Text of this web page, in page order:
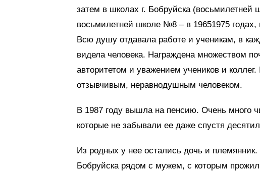
затем в школах г. Бобруйска (восьмилетней
восьмилетней школе №8 – в 19651975
Всю душу отдавала работе и ученикам, в
видела человека. Награждена множеством
авторитетом и уважением учеников и
отзывчивым, неравнодушным человеком.
В 1987 году вышла на пенсию. Очень много
которые не забывали ее даже спустя
Из родных у нее остались дочь и
Бобруйска рядом с мужем, с которым